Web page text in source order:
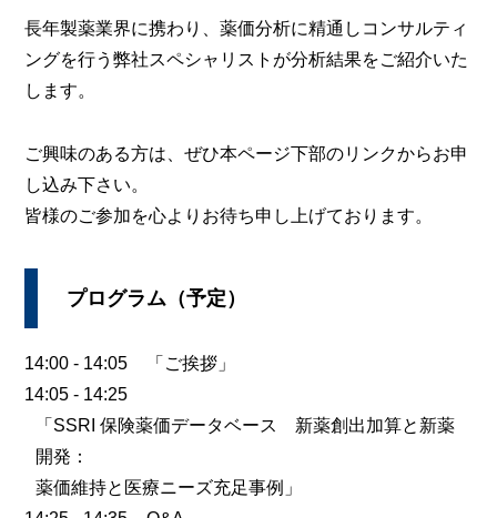
長年製薬業界に携わり、薬価分析に精通しコンサルティ
ングを行う弊社スペシャリストが分析結果をご紹介いた
します。
ご興味のある方は、ぜひ本ページ下部のリンクからお申
し込み下さい。
皆様のご参加を心よりお待ち申し上げております。
プログラム（予定）
14:00 - 14:05
「ご挨拶」
14:05 - 14:25
「SSRI 保険薬価データベース 新薬創出加算と新薬
開発：
薬価維持と医療ニーズ充足事例」